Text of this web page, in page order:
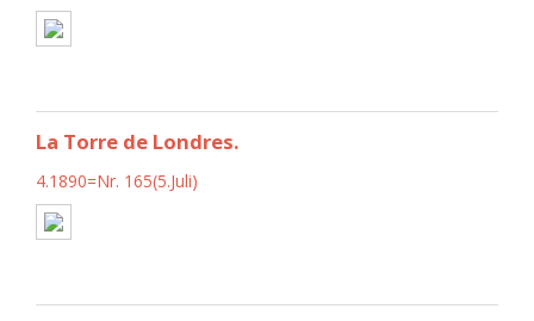
La Torre de Londres.
4.1890=Nr. 165(5.Juli)